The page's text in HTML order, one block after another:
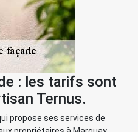
: les tarifs sont
Ternus.
propose ses services de